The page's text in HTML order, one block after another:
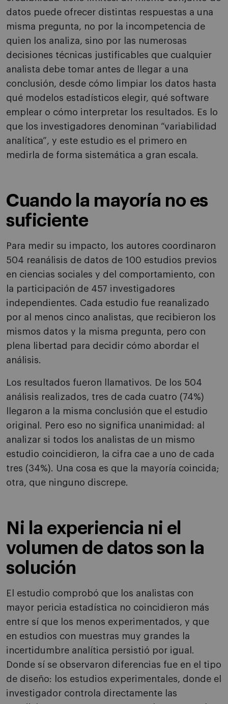
datos puede ofrecer distintas respuestas a una
misma pregunta, no por la incompetencia de
quien los analiza, sino por las numerosas
decisiones técnicas justificables que cualquier
analista debe tomar antes de llegar a una
conclusión, desde cómo limpiar los datos hasta
qué modelos estadísticos elegir, qué software
emplear o cómo interpretar los resultados. Es lo
que los investigadores denominan “variabilidad
analítica”, y este estudio es el primero en
medirla de forma sistemática a gran escala.
Cuando la mayoría no es
suficiente
Para medir su impacto, los autores coordinaron
504 reanálisis de datos de 100 estudios previos
en ciencias sociales y del comportamiento, con
la participación de 457 investigadores
independientes. Cada estudio fue reanalizado
por al menos cinco analistas, que recibieron los
mismos datos y la misma pregunta, pero con
plena libertad para decidir cómo abordar el
análisis.
Los resultados fueron llamativos. De los 504
análisis realizados, tres de cada cuatro (74%)
llegaron a la misma conclusión que el estudio
original. Pero eso no significa unanimidad: al
analizar si todos los analistas de un mismo
estudio coincidieron, la cifra cae a uno de cada
tres (34%). Una cosa es que la mayoría coincida;
otra, que ninguno discrepe.
Ni la experiencia ni el
volumen de datos son la
solución
El estudio comprobó que los analistas con
mayor pericia estadística no coincidieron más
entre sí que los menos experimentados, y que
en estudios con muestras muy grandes la
incertidumbre analítica persistió por igual.
Donde sí se observaron diferencias fue en el tipo
de diseño: los estudios experimentales, donde el
investigador controla directamente las